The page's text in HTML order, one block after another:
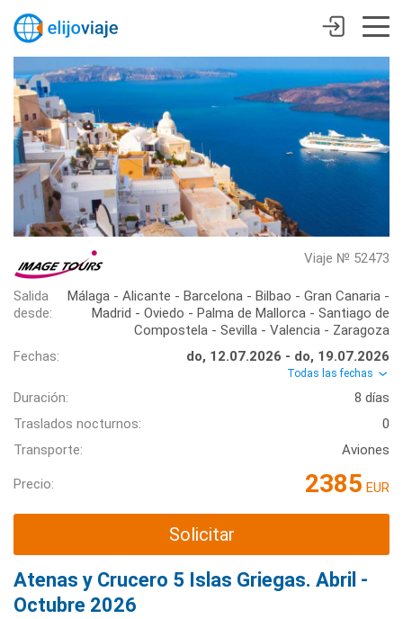
Viaje № 52473
Salida
desde:
Málaga - Alicante - Barcelona - Bilbao - Gran Canaria -
Madrid - Oviedo - Palma de Mallorca - Santiago de
Compostela - Sevilla - Valencia - Zaragoza
Fechas:
do, 12.07.2026 - do, 19.07.2026
Todas las fechas
Duración:
8 días
Traslados nocturnos:
0
Transporte:
Aviones
Precio: 2385 EUR
Solicitar
Atenas y Crucero 5 Islas Griegas. Abril -
Octubre 2026